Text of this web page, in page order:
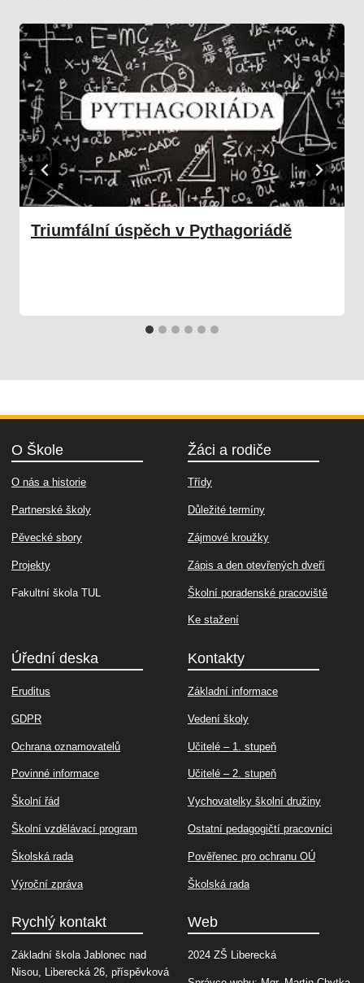
Triumfální úspěch v Pythagoriádě
O Škole
O nás a historie
Partnerské školy
Pěvecké sbory
Projekty
Fakultní škola TUL
Žáci a rodiče
Třídy
Důležité termíny
Zájmové kroužky
Zápis a den otevřených dveří
Školní poradenské pracoviště
Ke stažení
Úřední deska
Eruditus
GDPR
Ochrana oznamovatelů
Povinné informace
Školní řád
Školní vzdělávací program
Školská rada
Výroční zpráva
Kontakty
Základní informace
Vedení školy
Učitelé – 1. stupeň
Učitelé – 2. stupeň
Vychovatelky školní družiny
Ostatní pedagogičtí pracovníci
Pověřenec pro ochranu OÚ
Školská rada
Rychlý kontakt
Základní škola Jablonec nad
Nisou, Liberecká 26, příspěvková
Web
2024 ZŠ Liberecká